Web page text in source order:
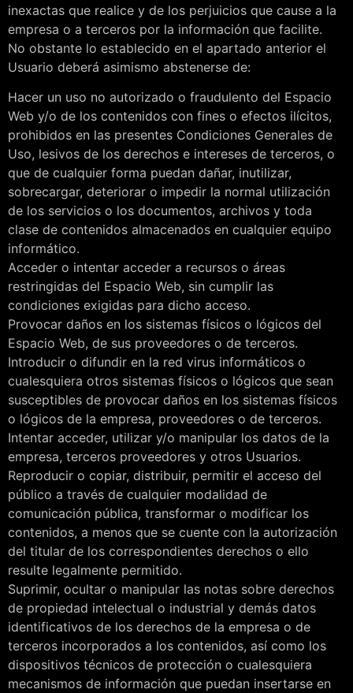
inexactas que realice y de los perjuicios que cause a la
empresa o a terceros por la información que facilite.
No obstante lo establecido en el apartado anterior el
Usuario deberá asimismo abstenerse de:
Hacer un uso no autorizado o fraudulento del Espacio
Web y/o de los contenidos con fines o efectos ilícitos,
prohibidos en las presentes Condiciones Generales de
Uso, lesivos de los derechos e intereses de terceros, o
que de cualquier forma puedan dañar, inutilizar,
sobrecargar, deteriorar o impedir la normal utilización
de los servicios o los documentos, archivos y toda
clase de contenidos almacenados en cualquier equipo
informático.
Acceder o intentar acceder a recursos o áreas
restringidas del Espacio Web, sin cumplir las
condiciones exigidas para dicho acceso.
Provocar daños en los sistemas físicos o lógicos del
Espacio Web, de sus proveedores o de terceros.
Introducir o difundir en la red virus informáticos o
cualesquiera otros sistemas físicos o lógicos que sean
susceptibles de provocar daños en los sistemas físicos
o lógicos de la empresa, proveedores o de terceros.
Intentar acceder, utilizar y/o manipular los datos de la
empresa, terceros proveedores y otros Usuarios.
Reproducir o copiar, distribuir, permitir el acceso del
público a través de cualquier modalidad de
comunicación pública, transformar o modificar los
contenidos, a menos que se cuente con la autorización
del titular de los correspondientes derechos o ello
resulte legalmente permitido.
Suprimir, ocultar o manipular las notas sobre derechos
de propiedad intelectual o industrial y demás datos
identificativos de los derechos de la empresa o de
terceros incorporados a los contenidos, así como los
dispositivos técnicos de protección o cualesquiera
mecanismos de información que puedan insertarse en